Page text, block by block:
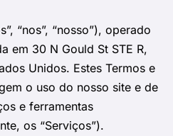
“nos”, “nosso”), operado
em 30 N Gould St STE R,
Unidos. Estes Termos e
o uso do nosso site e de
e ferramentas
os “Serviços”).